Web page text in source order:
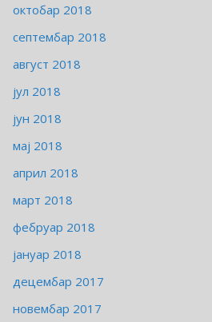
октобар 2018
септембар 2018
август 2018
јул 2018
јун 2018
мај 2018
април 2018
март 2018
фебруар 2018
јануар 2018
децембар 2017
новембар 2017